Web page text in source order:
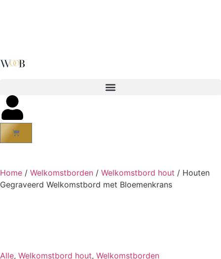
Home / Welkomstborden / Welkomstbord hout / Houten
Gegraveerd Welkomstbord met Bloemenkrans
Alle, Welkomstbord hout, Welkomstborden